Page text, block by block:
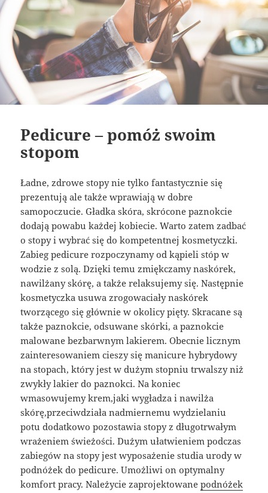
Pedicure – pomóż swoim
stopom
Ładne, zdrowe stopy nie tylko fantastycznie się
prezentują ale także wprawiają w dobre
samopoczucie. Gładka skóra, skrócone paznokcie
dodają powabu każdej kobiecie. Warto zatem zadbać
o stopy i wybrać się do kompetentnej kosmetyczki.
Zabieg pedicure rozpoczynamy od kąpieli stóp w
wodzie z solą. Dzięki temu zmiękczamy naskórek,
nawilżany skórę, a także relaksujemy się. Następnie
kosmetyczka usuwa zrogowaciały naskórek
tworzącego się głównie w okolicy pięty. Skracane są
także paznokcie, odsuwane skórki, a paznokcie
malowane bezbarwnym lakierem. Obecnie licznym
zainteresowaniem cieszy się manicure hybrydowy
na stopach, który jest w dużym stopniu trwalszy niż
zwykły lakier do paznokci. Na koniec
wmasowujemy krem,jaki wygładza i nawilża
skórę,przeciwdziała nadmiernemu wydzielaniu
potu dodatkowo pozostawia stopy z długotrwałym
wrażeniem świeżości. Dużym ułatwieniem podczas
zabiegów na stopy jest wyposażenie studia urody w
podnóżek do pedicure. Umożliwi on optymalny
komfort pracy. Należycie zaprojektowanepodnóżek